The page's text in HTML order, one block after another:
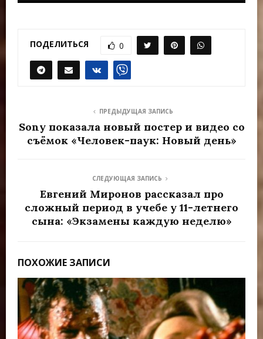
ПОДЕЛИТЬСЯ 0
ПРЕДЫДУЩАЯ ЗАПИСЬ
Sony показала новый постер и видео со
съёмок «Человек-паук: Новый день»
СЛЕДУЮЩАЯ ЗАПИСЬ
Евгений Миронов рассказал про
сложный период в учебе у 11-летнего
сына: «Экзамены каждую неделю»
ПОХОЖИЕ ЗАПИСИ